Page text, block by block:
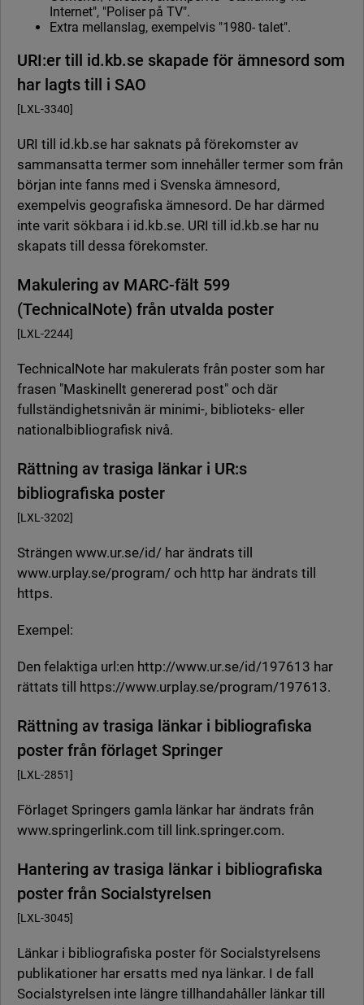
Internet", "Poliser på TV".
Extra mellanslag, exempelvis "1980- talet".
URI:er till id.kb.se skapade för ämnesord som
har lagts till i SAO
[LXL-3340]
URI till id.kb.se har saknats på förekomster av
sammansatta termer som innehåller termer som från
början inte fanns med i Svenska ämnesord,
exempelvis geografiska ämnesord. De har därmed
inte varit sökbara i id.kb.se. URI till id.kb.se har nu
skapats till dessa förekomster.
Makulering av MARC-fält 599
(TechnicalNote) från utvalda poster
[LXL-2244]
TechnicalNote har makulerats från poster som har
frasen "Maskinellt genererad post" och där
fullständighetsnivån är minimi-, biblioteks- eller
nationalbibliografisk nivå.
Rättning av trasiga länkar i UR:s
bibliografiska poster
[LXL-3202]
Strängen www.ur.se/id/ har ändrats till
www.urplay.se/program/ och http har ändrats till
https.
Exempel:
Den felaktiga url:en http://www.ur.se/id/197613 har
rättats till https://www.urplay.se/program/197613.
Rättning av trasiga länkar i bibliografiska
poster från förlaget Springer
[LXL-2851]
Förlaget Springers gamla länkar har ändrats från
www.springerlink.com till link.springer.com.
Hantering av trasiga länkar i bibliografiska
poster från Socialstyrelsen
[LXL-3045]
Länkar i bibliografiska poster för Socialstyrelsens
publikationer har ersatts med nya länkar. I de fall
Socialstyrelsen inte längre tillhandahåller länkar till